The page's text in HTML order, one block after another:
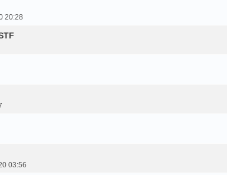
20:28
03:56